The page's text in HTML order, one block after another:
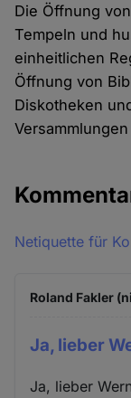
Die Öffnung
Tempeln und
einheitlichen
Öffnung von
Diskotheken
Netiquette für
Roland Fakler
Ja, lieber
Ja, lieber